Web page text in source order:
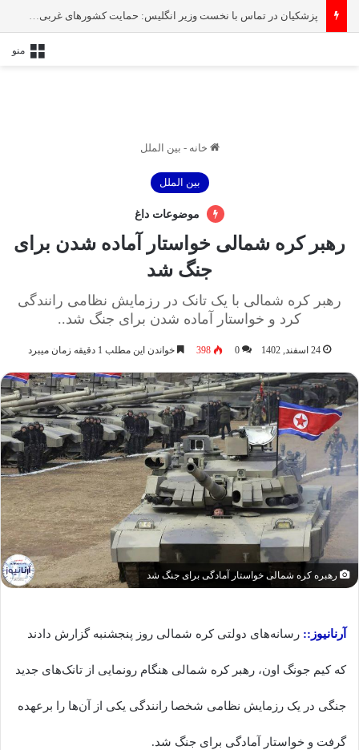
پزشکیان در تماس با نخست‌ وزیر انگلیس: حمایت کشور‌های غربی از رژیم صهیونیستی امنیت منطقه و جهان را به خطر انداخته است
منو
خانه - بین الملل
بین الملل
موضوعات داغ
رهبر کره شمالی خواستار آماده شدن برای
جنگ شد
رهبر کره شمالی با یک تانک در رزمایش نظامی رانندگی
کرد و خواستار آماده شدن برای جنگ شد..
24 اسفند, 1402 0
398 خواندن این مطلب 1 دقیقه زمان میبرد
رهبره کره شمالی خواستار آمادگی برای جنگ شد
آرنانیوز:: رسانه‌های دولتی کره شمالی روز پنجشنبه گزارش دادند
که کیم جونگ اون، رهبر کره شمالی هنگام رونمایی از تانک‌های جدید
جنگی در یک رزمایش نظامی شخصا رانندگی یکی از آن‌ها را برعهده
گرفت و خواستار آمادگی برای جنگ شد.